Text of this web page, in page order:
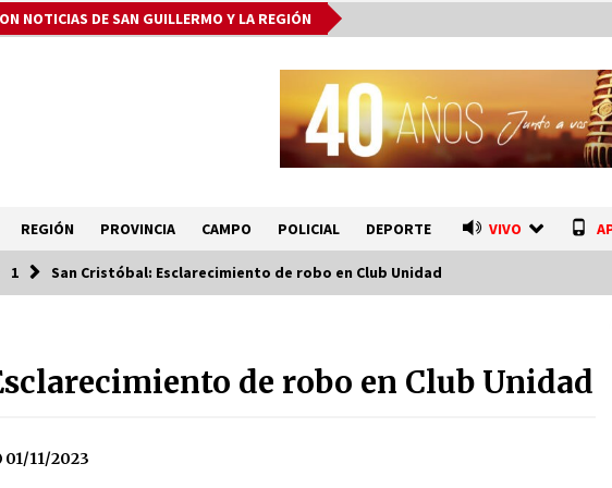
NOTICIAS DE SAN GUILLERMO Y LA REGIÓN
REGIÓN PROVINCIA CAMPO POLICIAL DEPORTE VIVO
a la
de sus
comunales evaluaron proyectos de
obras hídricas para Las Palmeras
la prisión
hombre
1 San Cristóbal: Esclarecimiento de robo en Club Unidad
de robo en Club Unidad
01/11/2023